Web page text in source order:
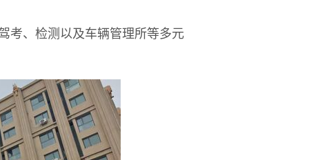
、检测以及车辆管理所等多元